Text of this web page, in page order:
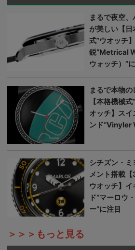
まるで夜空
が美しい【日
式”ウオッチ
鋭“Metrical
ウォッチ）”
まるで本物
【本格機械
オッチ】スイ
ンド“Vinyler
シチズン・ミ
メント搭載
ウオッチ】
ド“マーロウ
ー”に注目
＞＞＞もっと見る